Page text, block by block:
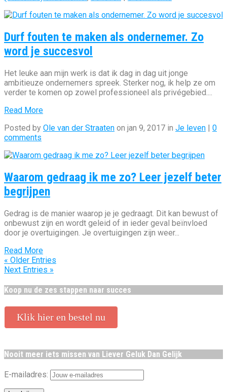
Durf fouten te maken als ondernemer. Zo
word je succesvol
Het leuke aan mijn werk is dat ik dag in dag uit jonge
ambitieuze ondernemers spreek. Sterker nog, ik help ze om
verder te komen op zowel professioneel als privégebied....
Read More
Posted by Ole van der Straaten on jan 9, 2017 in Je leven
0
comments
Waarom gedraag ik me zo? Leer jezelf beter
begrijpen
Gedrag is de manier waarop je je gedraagt. Dit kan bewust of
onbewust zijn en wordt geleid of in ieder geval beïnvloed
door je overtuigingen. Je overtuigingen zijn weer...
Read More
« Older Entries
Next Entries »
Koop nu de zes stappen naar succes
Klik hier en bestel nu
Nooit meer iets missen van Liever Geluk Dan Gelijk
E-mailadres: